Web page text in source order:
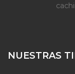
NUESTRAS